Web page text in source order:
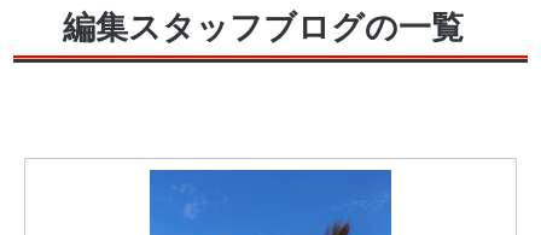
編集スタッフブログの一覧